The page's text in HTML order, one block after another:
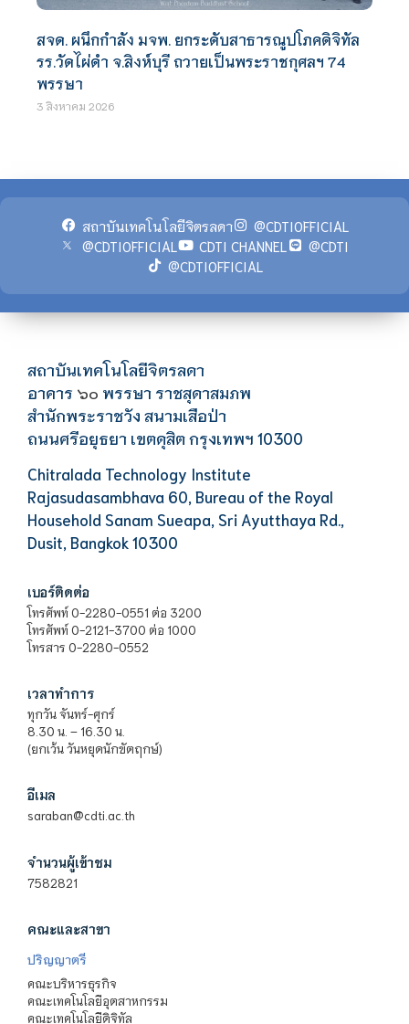
สจด. ผนึกกำลัง มจพ. ยกระดับสาธารณูปโภคดิจิทัล
รร.วัดไผ่ดำ จ.สิงห์บุรี ถวายเป็นพระราชกุศลฯ 74
พรรษา
3 สิงหาคม 2026
สถาบันเทคโนโลยีจิตรลดา
@CDTIOFFICIAL
@CDTIOFFICIAL
CDTI CHANNEL
@CDTI
@CDTIOFFICIAL
สถาบันเทคโนโลยีจิตรลดา
อาคาร ๖๐ พรรษา ราชสุดาสมภพ
สำนักพระราชวัง สนามเสือป่า
ถนนศรีอยุธยา เขตดุสิต กรุงเทพฯ 10300
Chitralada Technology Institute
Rajasudasambhava 60, Bureau of the Royal
Household Sanam Sueapa, Sri Ayutthaya Rd.,
Dusit, Bangkok 10300
เบอร์ติดต่อ
โทรศัพท์ 0-2280-0551 ต่อ 3200
โทรศัพท์ 0-2121-3700 ต่อ 1000
โทรสาร 0-2280-0552
เวลาทำการ
ทุกวัน จันทร์-ศุกร์
8.30 น. – 16.30 น.
(ยกเว้น วันหยุดนักขัตฤกษ์)
อีเมล
saraban@cdti.ac.th
จำนวนผู้เข้าชม
7582821
คณะและสาขา
ปริญญาตรี
คณะบริหารธุรกิจ
คณะเทคโนโลยีอุตสาหกรรม
คณะเทคโนโลยีดิจิทัล